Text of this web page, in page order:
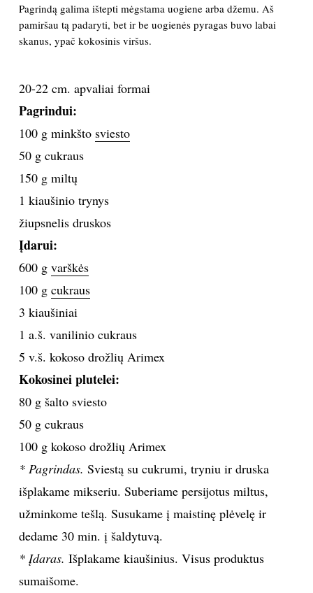
POLITIKA
LAISVALAIKIS
KINAS
MUZIKA
SPORTAS
FOTOGRAFIJA
MENAS
ĮDOMYBĖS
ISTORIJA
KNYGOS
NAMAI
Pagrindą galima ištepti mėgstama uogiene arba džemu. Aš
pamiršau tą padaryti, bet ir be uogienės pyragas buvo labai
skanus, ypač kokosinis viršus.
20-22 cm. apvaliai formai
Pagrindui:
100 g minkšto sviesto
50 g cukraus
150 g miltų
1 kiaušinio trynys
žiupsnelis druskos
Įdarui:
600 g varškės
100 g cukraus
3 kiaušiniai
1 a.š. vanilinio cukraus
5 v.š. kokoso drožlių Arimex
Kokosinei plutelei:
80 g šalto sviesto
50 g cukraus
100 g kokoso drožlių Arimex
* Pagrindas. Sviestą su cukrumi, tryniu ir druska
išplakame mikseriu. Suberiame persijotus miltus,
užminkome tešlą. Susukame į maistinę plėvelę ir
dedame 30 min. į šaldytuvą.
* Įdaras. Išplakame kiaušinius. Visus produktus
sumaišome.